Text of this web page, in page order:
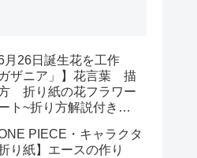
6月26日誕生花を工作
ガザニア」】花言葉 描
折り紙の花フラワー
ト~折り方解説付き～
ONE PIECE・キャラクタ
り紙】エースの作り